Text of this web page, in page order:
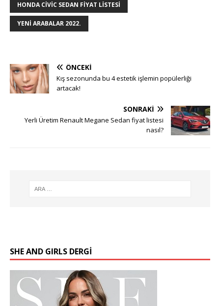
HONDA CIVIC SEDAN FIYAT LISTESI
YENI ARABALAR 2022.
ÖNCEKI
Kış sezonunda bu 4 estetik işlemin popülerliği
artacak!
SONRAKI
Yerli Üretim Renault Megane Sedan fiyat listesi
nasıl?
SHE AND GIRLS DERGİ